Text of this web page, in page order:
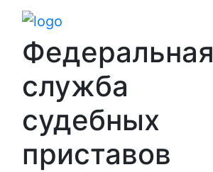
Федеральная
служба
судебных
приставов